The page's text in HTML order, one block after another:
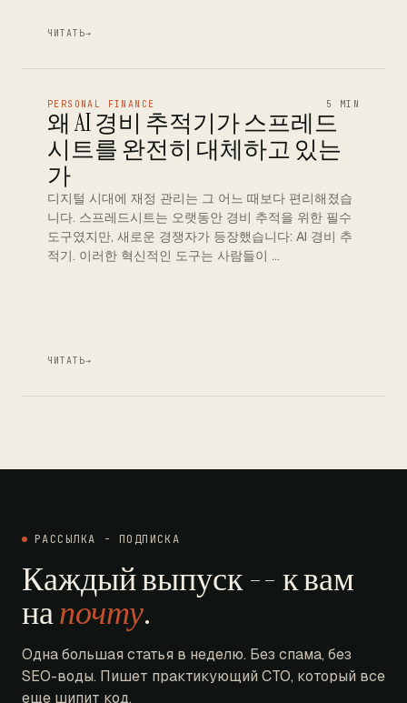
ЧИТАТЬ→
PERSONAL FINANCE 5 MIN
왜 AI 경비 추적기가 스프레드
시트를 완전히 대체하고 있는
가
디지털 시대에 재정 관리는 그 어느 때보다 편리해졌습
니다. 스프레드시트는 오랫동안 경비 추적을 위한 필수
도구였지만, 새로운 경쟁자가 등장했습니다: AI 경비 추
적기. 이러한 혁신적인 도구는 사람들이 …
ЧИТАТЬ→
РАССЫЛКА - ПОДПИСКА
Каждый выпуск -- к вам
напочту.
Одна большая статья в неделю. Без спама, без
SEO-воды. Пишет практикующий CTO, который все
еще шипит код.